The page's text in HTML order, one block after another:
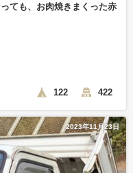
ても、お肉焼きまくった赤
122 422
2023年11月23日